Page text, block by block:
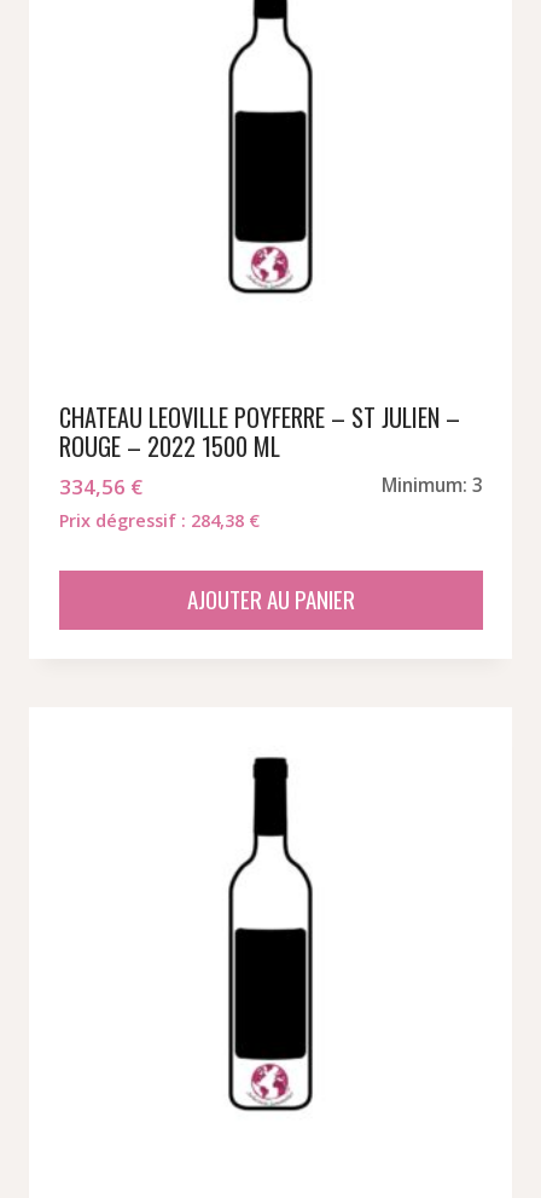
CHATEAU LEOVILLE POYFERRE – ST JULIEN –
ROUGE – 2022 1500 ML
334,56 € Minimum: 3
Prix dégressif : 284,38 €
AJOUTER AU PANIER